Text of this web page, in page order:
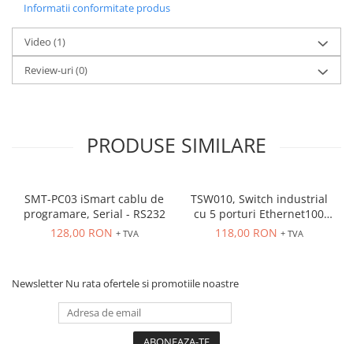
Seria Force-GT
Seria Lyte
Seria PMT&PMC
Seria Sync
Butoane si accesorii
Lampa multi LED
Direct-On-Line Starters
Relee termice
Informatii conformitate produs
Video (1)
Review-uri(0)
PRODUSE SIMILARE
SMT-PC03 iSmart cablu de
programare, Serial - RS232
128,00 RON + TVA
TSW010, Switch industrial
cu 5 porturi Ethernet100
Mbps, montaj pe sina
118,00 RON + TVA
Newsletter Nu rata ofertele si promotiile noastre